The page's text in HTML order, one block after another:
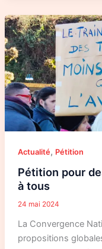
Actualité, Pétition
Pétition pour
à tous
24 mai 2024
La Convergence
propositions
Pétition
pour
des
tarifs
de
TER
accessibles
à
tous